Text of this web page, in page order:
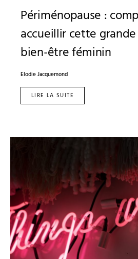
Périménopause :
accueillir cette
bien-être féminin
Elodie Jacquemond
LIRE LA SUITE